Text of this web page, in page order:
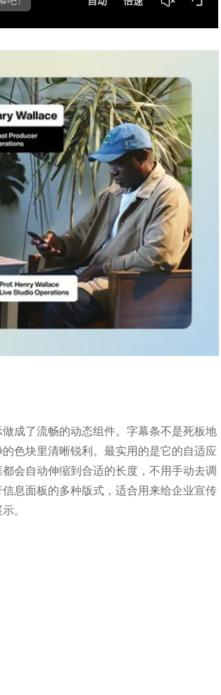
成了流畅的动态组件。字幕条不是死板地
色块里清晰锐利。最实用的是它的自适应
会自动伸缩到合适的长度，不用手动去调
息面板的多种版式，适合用来给企业宣传
。